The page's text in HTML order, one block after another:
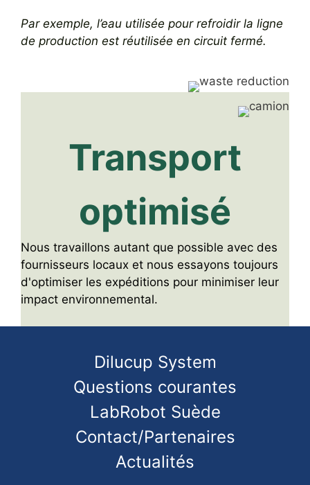
Par exemple, l’eau utilisée pour refroidir la ligne
de production est réutilisée en circuit fermé.
Transport
optimisé
Nous travaillons autant que possible avec des
fournisseurs locaux et nous essayons toujours
d'optimiser les expéditions pour minimiser leur
impact environnemental.
Dilucup System
Questions courantes
LabRobot Suède
Contact/Partenaires
Actualités